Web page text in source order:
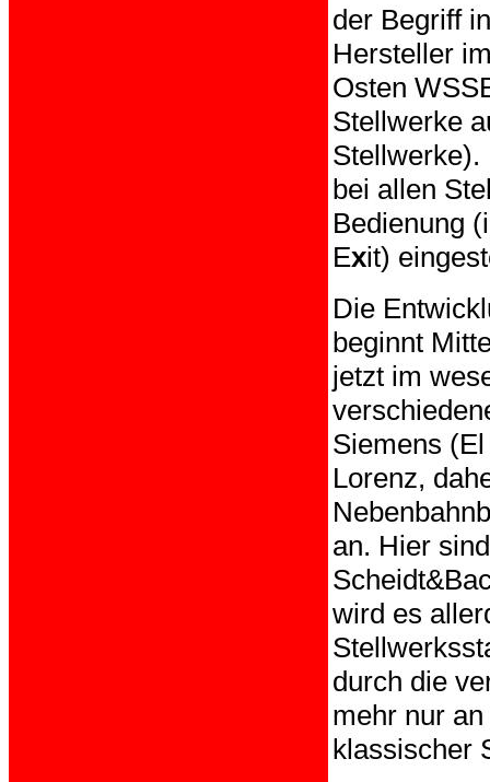
der Begriff
Hersteller
Osten
Stellwerke
Stellwerke).
bei allen
Bedienung
Exit)
Die
beginnt
jetzt im
Siemens
Lorenz,
an. Hier
wird es
durch die
mehr nur
klassischer